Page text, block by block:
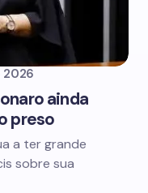
2026
ainda
preso
a ter grande
sobre sua